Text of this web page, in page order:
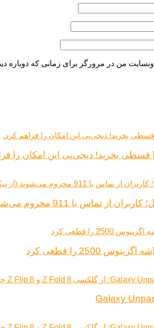
وبسایت من در مرورگر برای زمانی که دوباره
بخرید! دیجی‌پی این امکان را
911 محروم می‌شوند (از پیکسل ۶ تا ۱۰)
2500 را قطعی کرد